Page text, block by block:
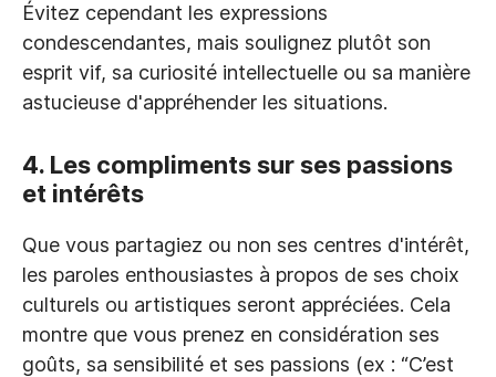
Évitez cependant les expressions
condescendantes, mais soulignez plutôt son
esprit vif, sa curiosité intellectuelle ou sa manière
astucieuse d'appréhender les situations.
4. Les compliments sur ses passions
et intérêts
Que vous partagiez ou non ses centres d'intérêt,
les paroles enthousiastes à propos de ses choix
culturels ou artistiques seront appréciées. Cela
montre que vous prenez en considération ses
goûts, sa sensibilité et ses passions (ex : “C’est